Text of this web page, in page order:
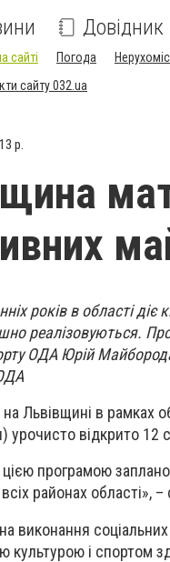
Довідник
сайті Погода
сайту 032.ua
р.
років в області діє
реалізовуються.
ОДА Юрій
на Львівщині в рамках
урочисто відкрито 12
цією програмою
районах області»,
виконання
культурою і спортом